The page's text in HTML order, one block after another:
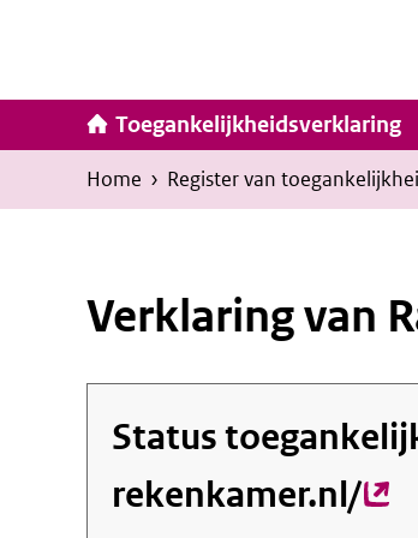
inhoud
Toegankelijkheidsverklaring
Kruimelpad
U
bevindt
Home › Register van
Verklaring van
Status
rekenkamer.nl/